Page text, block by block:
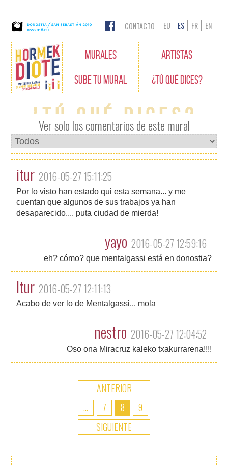
Edukietara
joan
MURALES ARTISTAS
SUBE TU MURAL ¿TÚ QUÉ DICES?
CONTACTO EU ES FR EN
¿Tú qué dices?
Ver solo los comentarios de este mural
itur 2016-05-27 15:11:25
Por lo visto han estado qui esta semana... y me
cuentan que algunos de sus trabajos ya han
desaparecido.... puta ciudad de mierda!
yayo 2016-05-27 12:59:16
eh? cómo? que mentalgassi está en donostia?
Itur 2016-05-27 12:11:13
Acabo de ver lo de Mentalgassi... mola
nestro 2016-05-27 12:04:52
Oso ona Miracruz kaleko txakurrarena!!!!
ANTERIOR
...
7 8
9
SIGUIENTE